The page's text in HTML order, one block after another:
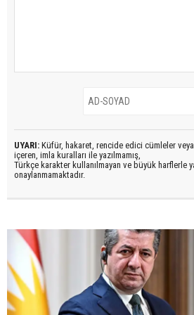
UYARI: Küfür, hakaret, rencide edici cümleler veya
içeren, imla kuralları ile yazılmamış,
Türkçe karakter kullanılmayan ve büyük harflerle
onaylanmamaktadır.